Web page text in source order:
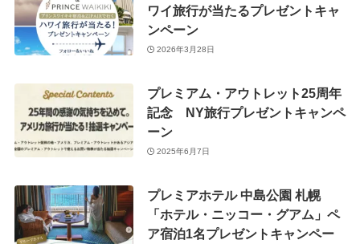
ワイ旅行が当たるプレゼントキャ
ンペーン
2026年3月28日
プレミアム・アウトレット25周年
記念 NY旅行プレゼントキャンペ
ーン
2025年6月7日
プレミアホテル 中島公園 札幌
「ホテル・ニッコー・グアム」ペ
ア宿泊1名プレゼントキャンペー